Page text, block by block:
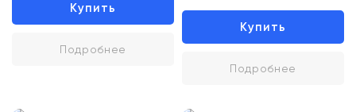
Купить
Подробнее
Купить
Подробнее